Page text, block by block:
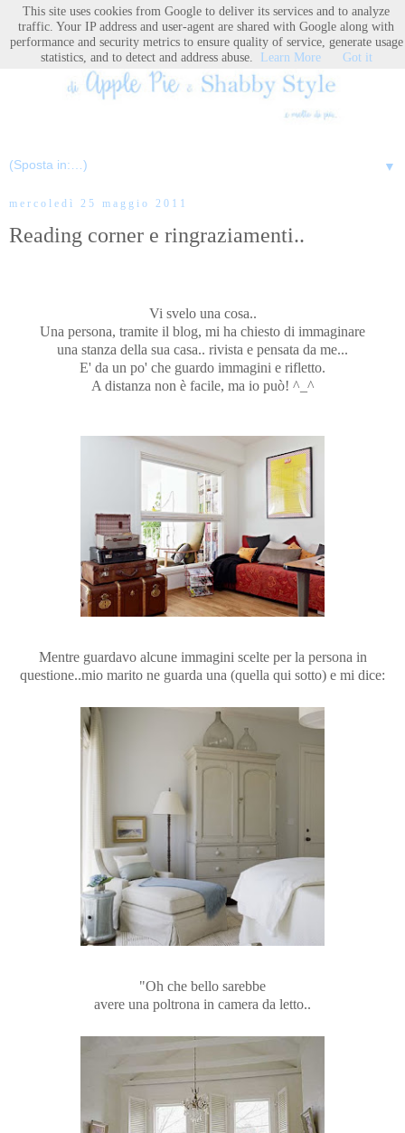
▼
mercoledì 25 maggio 2011
Reading corner e ringraziamenti..
Vi svelo una cosa..
Una persona, tramite il blog, mi ha chiesto di immaginare
una stanza della sua casa.. rivista e pensata da me...
E' da un po' che guardo immagini e rifletto.
A distanza non è facile, ma io può! ^_^
Mentre guardavo alcune immagini scelte per la persona in
questione..mio marito ne guarda una (quella qui sotto) e mi dice:
"Oh che bello sarebbe
avere una poltrona in camera da letto..
This site uses cookies from Google to deliver its services and to analyze
traffic. Your IP address and user-agent are shared with Google along with
performance and security metrics to ensure quality of service, generate usage
statistics, and to detect and address abuse.
Learn More Got it